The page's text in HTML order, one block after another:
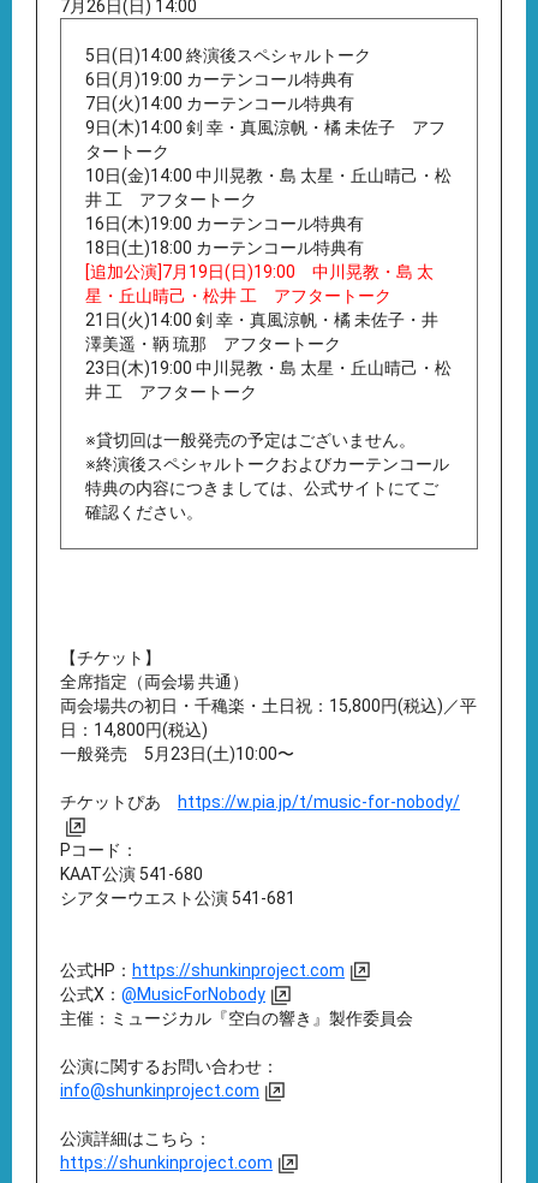
7月26日(日) 14:00
5日(日)14:00 終演後スペシャルトーク
6日(月)19:00 カーテンコール特典有
7日(火)14:00 カーテンコール特典有
9日(木)14:00 剣 幸・真風涼帆・橘 未佐子 アフ
タートーク
10日(金)14:00 中川晃教・島 太星・丘山晴己・松
井 工 アフタートーク
16日(木)19:00 カーテンコール特典有
18日(土)18:00 カーテンコール特典有
[追加公演]7月19日(日)19:00 中川晃教・島 太
星・丘山晴己・松井 工 アフタートーク
21日(火)14:00 剣 幸・真風涼帆・橘 未佐子・井
澤美遥・鞆 琉那 アフタートーク
23日(木)19:00 中川晃教・島 太星・丘山晴己・松
井 工 アフタートーク
※貸切回は一般発売の予定はございません。
※終演後スペシャルトークおよびカーテンコール
特典の内容につきましては、公式サイトにてご
確認ください。
【チケット】
全席指定（両会場 共通）
両会場共の初日・千穐楽・土日祝：15,800円(税込)／平
日：14,800円(税込)
一般発売 5月23日(土)10:00〜
チケットぴあ https://w.pia.jp/t/music-for-nobody/
Pコード：
KAAT公演 541-680
シアターウエスト公演 541-681
公式HP： https://shunkinproject.com
公式X： @MusicForNobody
主催：ミュージカル『空白の響き』製作委員会
公演に関するお問い合わせ：
info@shunkinproject.com
公演詳細はこちら：
https://shunkinproject.com